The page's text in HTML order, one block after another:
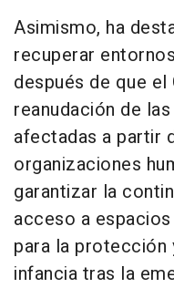
Asimismo, ha
recuperar
después de que el
reanudación de
afectadas a partir
organizaciones
garantizar la
acceso a
para la protección
infancia tras la